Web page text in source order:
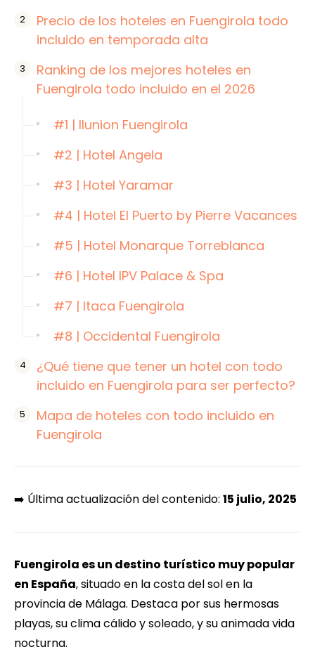
Precio de los hoteles en Fuengirola todo
incluido en temporada alta
Ranking de los mejores hoteles en
Fuengirola todo incluido en el 2026
#1 | Ilunion Fuengirola
#2 | Hotel Angela
#3 | Hotel Yaramar
#4 | Hotel El Puerto by Pierre Vacances
#5 | Hotel Monarque Torreblanca
#6 | Hotel IPV Palace & Spa
#7 | Itaca Fuengirola
#8 | Occidental Fuengirola
¿Qué tiene que tener un hotel con todo
incluido en Fuengirola para ser perfecto?
Mapa de hoteles con todo incluido en
Fuengirola
➡️ Última actualización del contenido: 15 julio, 2025
Fuengirola es un destino turístico muy popular
en España, situado en la costa del sol en la
provincia de Málaga. Destaca por sus hermosas
playas, su clima cálido y soleado, y su animada vida
nocturna.